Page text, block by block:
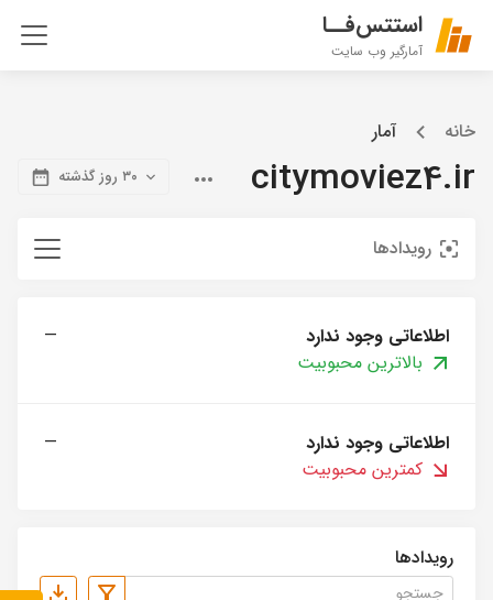
استتس‌فــا
آمارگیر وب سایت
خانه آمار
citymoviez4.ir ۳۰ روز گذشته
رویدادها
اطلاعاتی وجود ندارد
—
بالاترین محبوبیت
اطلاعاتی وجود ندارد
—
کمترین محبوبیت
رویدادها